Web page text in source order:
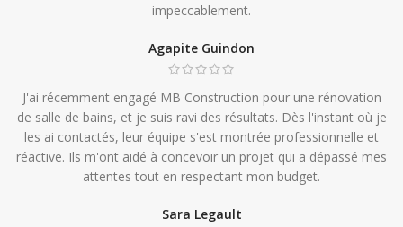
impeccablement.
Agapite Guindon
J'ai récemment engagé MB Construction pour une rénovation
de salle de bains, et je suis ravi des résultats. Dès l'instant où je
les ai contactés, leur équipe s'est montrée professionnelle et
réactive. Ils m'ont aidé à concevoir un projet qui a dépassé mes
attentes tout en respectant mon budget.
Sara Legault